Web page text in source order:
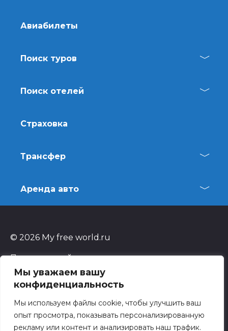
Мы уважаем вашу
конфиденциальность
Мы используем файлы cookie, чтобы улучшить ваш
опыт просмотра, показывать персонализированную
рекламу или контент и анализировать наш трафик.
Авиабилеты
Поиск туров
Поиск отелей
Страховка
Трансфер
Аренда авто
© 2026 My free world.ru
Пользуясь cайтом, вы автоматически
соглашаетесь с нашей
конфиденциальности.
На сайте присутствуетреклама.
Копирование материалов разрешено только с